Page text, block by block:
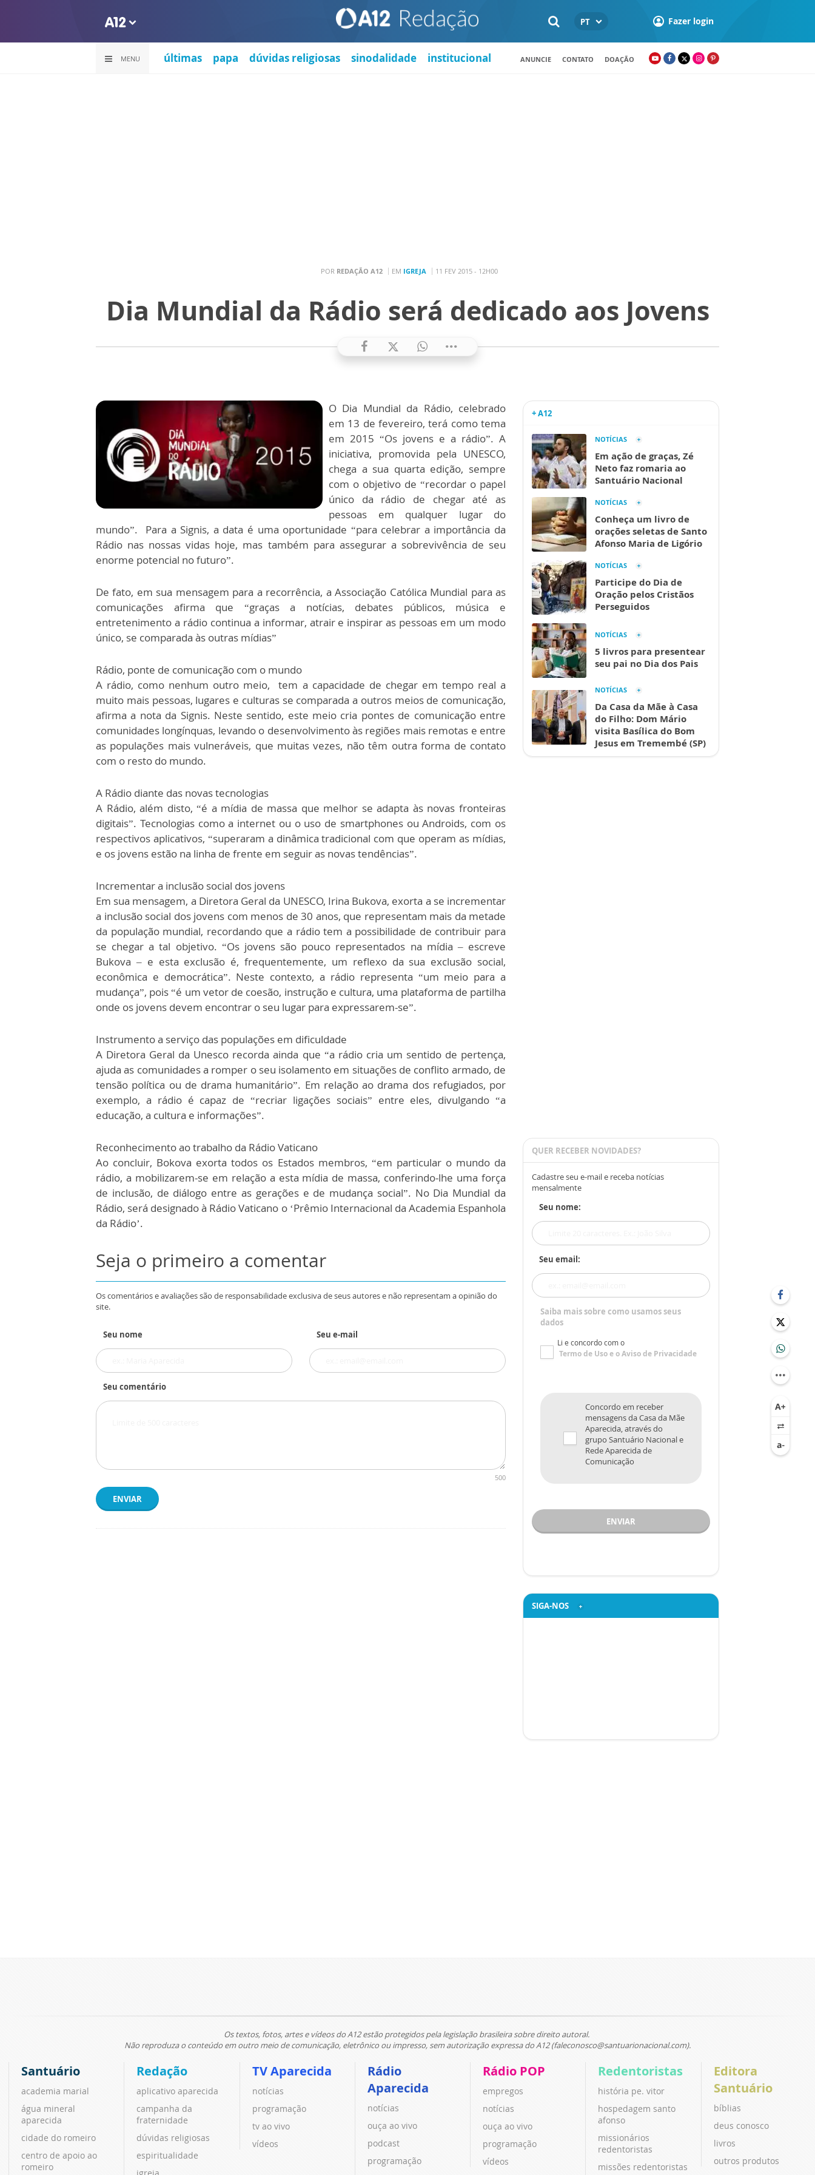
PT Fazer login
MENU últimas papa dúvidas religiosas sinodalidade institucional ANUNCIE CONTATO DOAÇÃO
POR REDAÇÃO A12 EM IGREJA 11 FEV 2015 - 12H00
Dia Mundial da Rádio será dedicado aos Jovens
O Dia Mundial da Rádio, celebrado
em 13 de fevereiro, terá como tema
em 2015 “Os jovens e a rádio”. A
iniciativa, promovida pela UNESCO,
chega a sua quarta edição, sempre
com o objetivo de “recordar o papel
único da rádio de chegar até as
pessoas em qualquer lugar do
mundo”. Para a Signis, a data é uma oportunidade “para celebrar a importância da
Rádio nas nossas vidas hoje, mas também para assegurar a sobrevivência de seu
enorme potencial no futuro”.
De fato, em sua mensagem para a recorrência, a Associação Católica Mundial para as
comunicações afirma que “graças a notícias, debates públicos, música e
entretenimento a rádio continua a informar, atrair e inspirar as pessoas em um modo
único, se comparada às outras mídias”
Rádio, ponte de comunicação com o mundo
A rádio, como nenhum outro meio, tem a capacidade de chegar em tempo real a
muito mais pessoas, lugares e culturas se comparada a outros meios de comunicação,
afirma a nota da Signis. Neste sentido, este meio cria pontes de comunicação entre
comunidades longínquas, levando o desenvolvimento às regiões mais remotas e entre
as populações mais vulneráveis, que muitas vezes, não têm outra forma de contato
com o resto do mundo.
A Rádio diante das novas tecnologias
A Rádio, além disto, “é a mídia de massa que melhor se adapta às novas fronteiras
digitais”. Tecnologias como a internet ou o uso de smartphones ou Androids, com os
respectivos aplicativos, “superaram a dinâmica tradicional com que operam as mídias,
e os jovens estão na linha de frente em seguir as novas tendências”.
Incrementar a inclusão social dos jovens
Em sua mensagem, a Diretora Geral da UNESCO, Irina Bukova, exorta a se incrementar
a inclusão social dos jovens com menos de 30 anos, que representam mais da metade
da população mundial, recordando que a rádio tem a possibilidade de contribuir para
se chegar a tal objetivo. “Os jovens são pouco representados na mídia – escreve
Bukova – e esta exclusão é, frequentemente, um reflexo da sua exclusão social,
econômica e democrática”. Neste contexto, a rádio representa “um meio para a
mudança”, pois “é um vetor de coesão, instrução e cultura, uma plataforma de partilha
onde os jovens devem encontrar o seu lugar para expressarem-se”.
Instrumento a serviço das populações em dificuldade
A Diretora Geral da Unesco recorda ainda que “a rádio cria um sentido de pertença,
ajuda as comunidades a romper o seu isolamento em situações de conflito armado, de
tensão política ou de drama humanitário”. Em relação ao drama dos refugiados, por
exemplo, a rádio é capaz de “recriar ligações sociais” entre eles, divulgando “a
educação, a cultura e informações”.
Reconhecimento ao trabalho da Rádio Vaticano
Ao concluir, Bokova exorta todos os Estados membros, “em particular o mundo da
rádio, a mobilizarem-se em relação a esta mídia de massa, conferindo-lhe uma força
de inclusão, de diálogo entre as gerações e de mudança social”. No Dia Mundial da
Rádio, será designado à Rádio Vaticano o ‘Prêmio Internacional da Academia Espanhola
da Rádio’.
Seja o primeiro a comentar
Os comentários e avaliações são de responsabilidade exclusiva de seus autores e não representam a opinião do
site.
Seu nome Seu e-mail
Seu comentário
500
ENVIAR
+ A12
NOTÍCIAS
Em ação de graças, Zé
Neto faz romaria ao
Santuário Nacional
NOTÍCIAS
Conheça um livro de
orações seletas de Santo
Afonso Maria de Ligório
NOTÍCIAS
Participe do Dia de
Oração pelos Cristãos
Perseguidos
NOTÍCIAS
5 livros para presentear
seu pai no Dia dos Pais
NOTÍCIAS
Da Casa da Mãe à Casa
do Filho: Dom Mário
visita Basílica do Bom
Jesus em Tremembé (SP)
QUER RECEBER NOVIDADES?
Cadastre seu e-mail e receba notícias
mensalmente
Seu nome:
Seu email:
Saiba mais sobre como usamos seus
dados
Li e concordo com o
Termo de Usoe oAviso de Privacidade
Concordo em receber
mensagens da Casa da Mãe
Aparecida, através do
grupo Santuário Nacional e
Rede Aparecida de
Comunicação
ENVIAR
SIGA-NOS
Os textos, fotos, artes e vídeos do A12 estão protegidos pela legislação brasileira sobre direito autoral.
Não reproduza o conteúdo em outro meio de comunicação, eletrônico ou impresso, sem autorização expressa do A12 (faleconosco@santuarionacional.com).
Santuário
academia marial
água mineral
aparecida
cidade do romeiro
centro de apoio ao
romeiro
Redação
aplicativo aparecida
campanha da
fraternidade
dúvidas religiosas
espiritualidade
igreja
TV Aparecida
notícias
programação
tv ao vivo
vídeos
Rádio
Aparecida
notícias
ouça ao vivo
podcast
programação
Rádio POP
empregos
notícias
ouça ao vivo
programação
vídeos
Redentoristas
história pe. vitor
hospedagem santo
afonso
missionários
redentoristas
missões redentoristas
Editora
Santuário
bíblias
deus conosco
livros
outros produtos